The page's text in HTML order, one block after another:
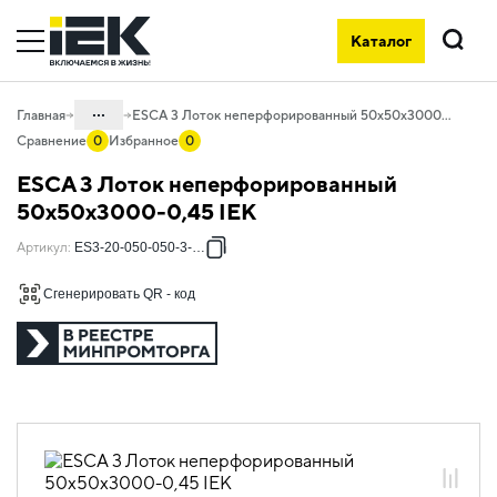
Каталог
Поиск
Главная ...
05. Системы для прокладки кабеля
05.04 Кабельные лотки и аксессуары
листовые ESCA
05.04.01.01 Лотки листовые ESCA 3
05.04.01.01.01 Лотки листовые ESCA 3
05.04.01.01.01.01 Лотки листовые
05.04.01.01.01.01.02 Лотки
ESCA 3 Лоток неперфорированный 50х50х3000-0,45 IEK
Сравнение 0 Избранное 0
ESCA 3 Лоток неперфорированный
50х50х3000-0,45 IEK
Артикул: ES3-20-050-050-3-045
Сгенерировать QR - код